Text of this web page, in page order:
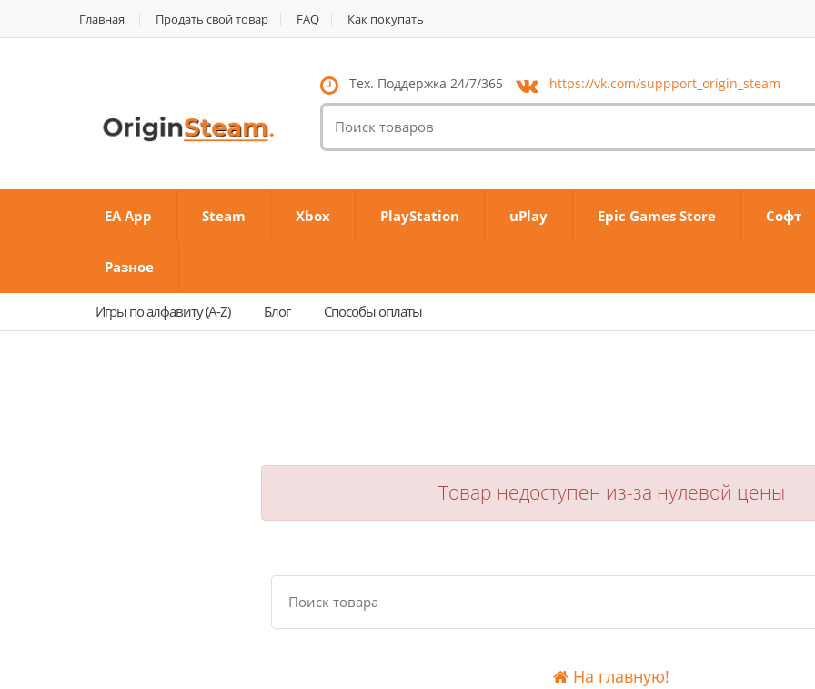
Главная Продать свой товар FAQ Как покупать
Тех. Поддержка 24/7/365 https://vk.com/suppport_origin_steam
Поиск
товаров:
EA App Steam Xbox PlayStation uPlay Epic Games Store Софт
Разное
Игры по алфавиту (A-Z) Блог Способы оплаты
Товар недоступен из-за нулевой цены
На главную!